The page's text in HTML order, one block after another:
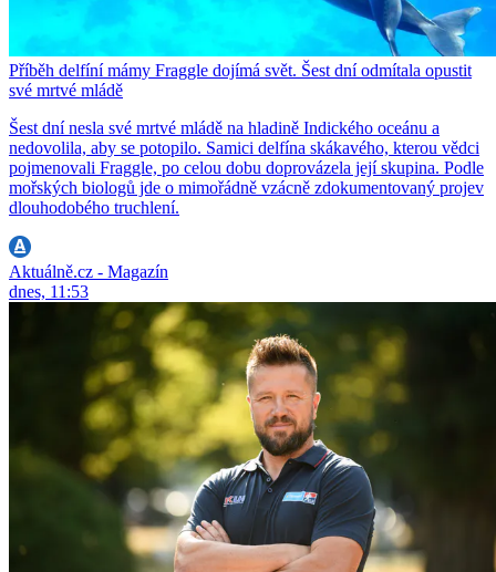
Příběh delfíní mámy Fraggle dojímá svět. Šest dní odmítala opustit
své mrtvé mládě
Šest dní nesla své mrtvé mládě na hladině Indického oceánu a
nedovolila, aby se potopilo. Samici delfína skákavého, kterou vědci
pojmenovali Fraggle, po celou dobu doprovázela její skupina. Podle
mořských biologů jde o mimořádně vzácně zdokumentovaný projev
dlouhodobého truchlení.
Aktuálně.cz - Magazín
dnes, 11:53